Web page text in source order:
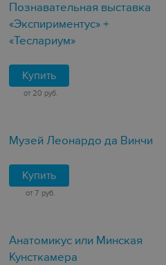
Познавательная выставка
«Экспириментус» +
«Теслариум»
Купить
от 20 руб.
Музей Леонардо да Винчи
Купить
от 7 руб.
Анатомикус или Минская
Кунсткамера